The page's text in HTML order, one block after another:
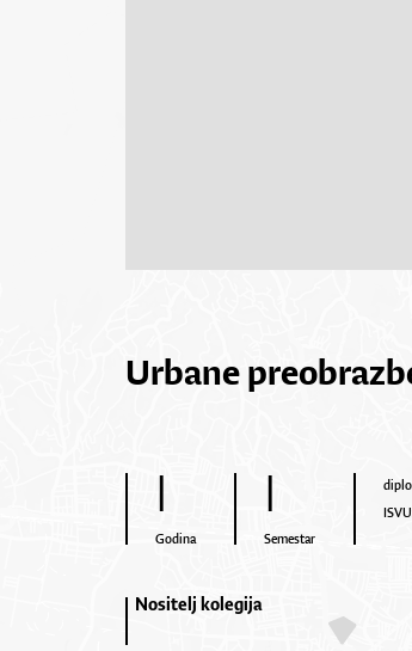
Urbane
I
Godina
I
Semestar
Nositelj kolegija